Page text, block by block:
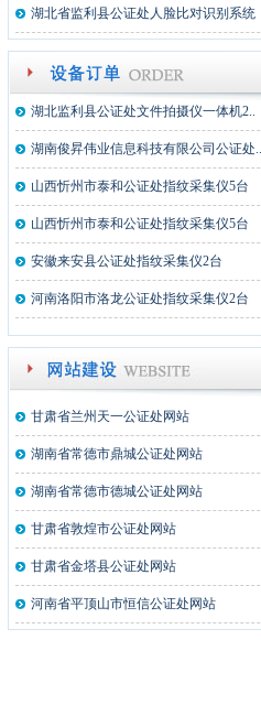
湖北省监利县公证处人脸比对识别系统
湖北武穴市公证处文件文件拍摄仪一体..
新疆墨玉县公证处文件拍摄仪一体机1..
湖北监利县公证处文件拍摄仪一体机2..
湖南俊昇伟业信息科技有限公司公证处..
山西忻州市泰和公证处指纹采集仪5台
山西忻州市泰和公证处指纹采集仪5台
安徽来安县公证处指纹采集仪2台
河南洛阳市洛龙公证处指纹采集仪2台
内蒙古额济纳旗公证处文件文件拍摄仪..
新疆墨玉县公证处文件拍摄仪一体机1..
湖北监利县公证处文件拍摄仪一体机2..
湖南俊昇伟业信息科技有限公司公证处..
山西忻州市泰和公证处指纹采集仪5台
山西忻州市泰和公证处指纹采集仪5台
安徽来安县公证处指纹采集仪2台
甘肃省兰州天一公证处网站
湖南省常德市鼎城公证处网站
湖南省常德市德城公证处网站
甘肃省敦煌市公证处网站
甘肃省金塔县公证处网站
河南省平顶山市恒信公证处网站